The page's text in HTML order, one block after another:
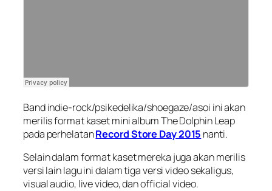
Band indie-rock/psikedelika/shoegaze/asoi ini akan
merilis format kaset mini album The Dolphin Leap
pada perhelatanRecord Store Day 2015 nanti.
Selain dalam format kaset mereka juga akan merilis
versi lain lagu ini dalam tiga versi video sekaligus,
visual audio, live video, dan official video.